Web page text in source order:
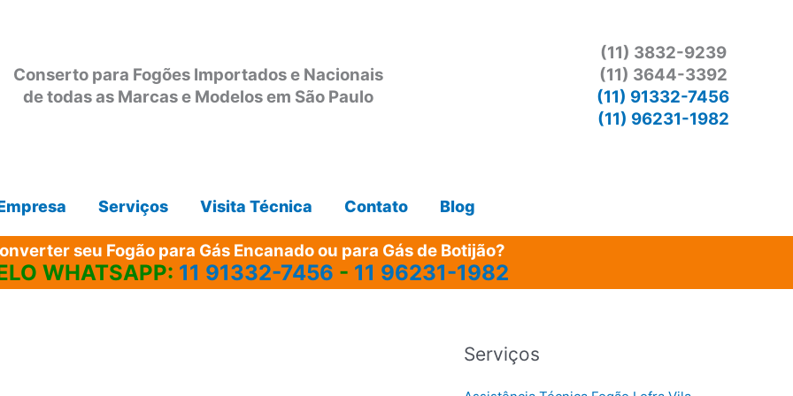
Conserto para Fogões Importados e Nacionais
de todas as Marcas e Modelos em São Paulo
(11) 3832-9239
(11) 3644-3392
(11) 91332-7456
(11) 96231-1982
Serviços Visita Técnica Contato Blog
seu Fogão para Gás Encanado ou para Gás de Botijão?
WHATSAPP: 11 91332-7456 - 11 96231-1982
Serviços